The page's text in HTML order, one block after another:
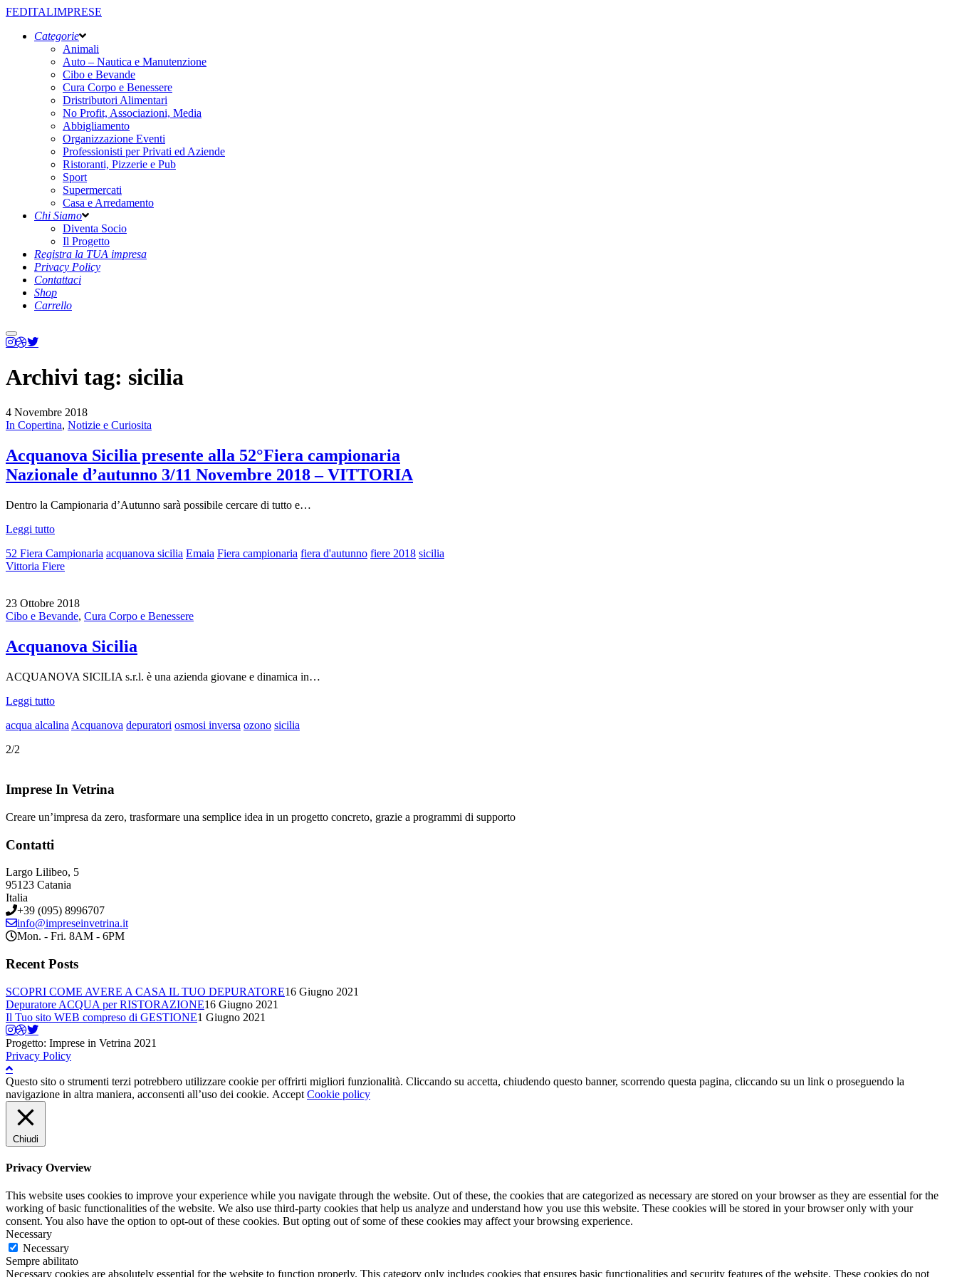
FEDITALIMPRESE
Categorie
Animali
Auto – Nautica e Manutenzione
Cibo e Bevande
Cura Corpo e Benessere
Dristributori Alimentari
No Profit, Associazioni, Media
Abbigliamento
Organizzazione Eventi
Professionisti per Privati ed Aziende
Ristoranti, Pizzerie e Pub
Sport
Supermercati
Casa e Arredamento
Chi Siamo
Diventa Socio
Il Progetto
Registra la TUA impresa
Privacy Policy
Contattaci
Shop
Carrello
Menu
principale
Archivi tag: sicilia
4 Novembre 2018
In Copertina, Notizie e Curiosita
Acquanova Sicilia presente alla 52°Fiera campionaria
Nazionale d’autunno 3/11 Novembre 2018 – VITTORIA
Dentro la Campionaria d’Autunno sarà possibile cercare di tutto e…
Leggi tutto
52 Fiera Campionaria acquanova sicilia Emaia Fiera campionaria fiera d'autunno fiere 2018 sicilia
Vittoria Fiere
23 Ottobre 2018
Cibo e Bevande, Cura Corpo e Benessere
Acquanova Sicilia
ACQUANOVA SICILIA s.r.l. è una azienda giovane e dinamica in…
Leggi tutto
acqua alcalina Acquanova depuratori osmosi inversa ozono sicilia
2/2
Imprese In Vetrina
Creare un’impresa da zero, trasformare una semplice idea in un progetto concreto, grazie a programmi di supporto
Contatti
Largo Lilibeo, 5
95123 Catania
Italia
+39 (095) 8996707
info@impreseinvetrina.it
Mon. - Fri. 8AM - 6PM
Recent Posts
SCOPRI COME AVERE A CASA IL TUO DEPURATORE16 Giugno 2021
Depuratore ACQUA per RISTORAZIONE16 Giugno 2021
Il Tuo sito WEB compreso di GESTIONE1 Giugno 2021
Progetto: Imprese in Vetrina 2021
Privacy Policy
Questo sito o strumenti terzi potrebbero utilizzare cookie per offrirti migliori funzionalità. Cliccando su accetta, chiudendo questo banner, scorrendo questa pagina, cliccando su un link o proseguendo la
navigazione in altra maniera, acconsenti all’uso dei cookie. Accept Cookie policy
Chiudi
Privacy Overview
This website uses cookies to improve your experience while you navigate through the website. Out of these, the cookies that are categorized as necessary are stored on your browser as they are essential for the
working of basic functionalities of the website. We also use third-party cookies that help us analyze and understand how you use this website. These cookies will be stored in your browser only with your
consent. You also have the option to opt-out of these cookies. But opting out of some of these cookies may affect your browsing experience.
Necessary
Necessary
Sempre abilitato
Necessary cookies are absolutely essential for the website to function properly. This category only includes cookies that ensures basic functionalities and security features of the website. These cookies do not